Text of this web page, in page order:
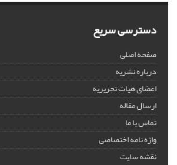
دسترسی سریع
صفحه اصلی
درباره نشریه
اعضای هیات تحریریه
ارسال مقاله
تماس با ما
واژه نامه اختصاصی
نقشه سایت